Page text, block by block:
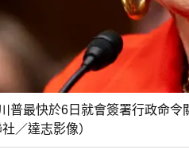
普最快於6日就會簽署行政命
／達志影像）